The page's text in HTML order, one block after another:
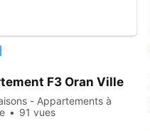
F3 Oran Ville
- Appartements à
91 vues